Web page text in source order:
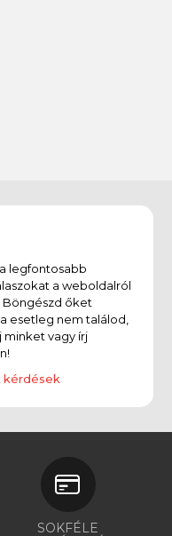
legfontosabb
a weboldalról
Böngészd őket
esetleg nem találod,
minket vagy írj
kérdések
SOKFÉLE